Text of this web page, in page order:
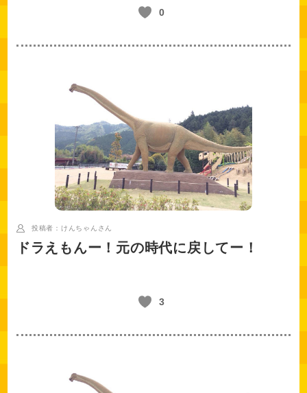
0
投稿者：けんちゃん さん
ドラえもんー！元の時代に戻してー！
3